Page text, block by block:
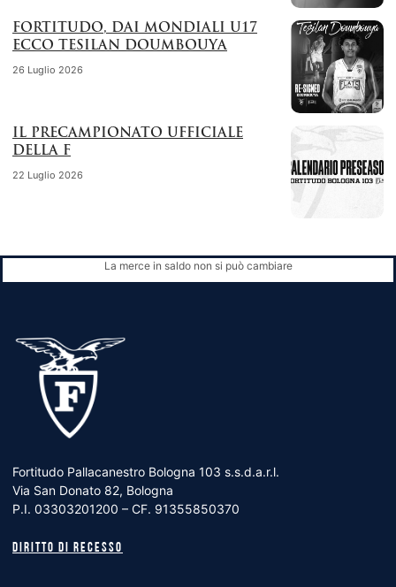
FORTITUDO, DAI MONDIALI U17
ECCO TESILAN DOUMBOUYA
26 Luglio 2026
IL PRECAMPIONATO UFFICIALE
DELLA F
22 Luglio 2026
La merce in saldo non si può cambiare
Fortitudo Pallacanestro Bologna 103 s.s.d.a.r.l.
Via San Donato 82, Bologna
P.I. 03303201200 – CF. 91355850370
Diritto di recesso